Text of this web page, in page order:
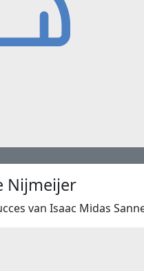
Nijmeijer
van Isaac Midas